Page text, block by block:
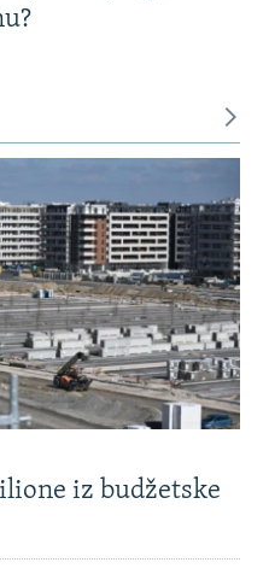
iz budžetske